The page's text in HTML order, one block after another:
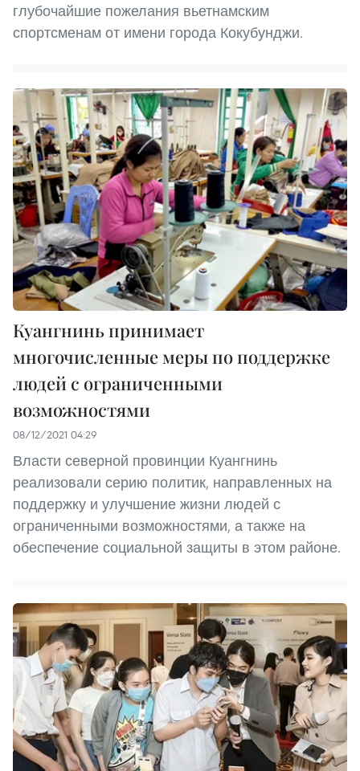
глубочайшие пожелания вьетнамским
спортсменам от имени города Кокубунджи.
Куангнинь принимает
многочисленные меры по поддержке
людей с ограниченными
возможностями
08/12/2021 04:29
Власти северной провинции Куангнинь
реализовали серию политик, направленных на
поддержку и улучшение жизни людей с
ограниченными возможностями, а также на
обеспечение социальной защиты в этом районе.